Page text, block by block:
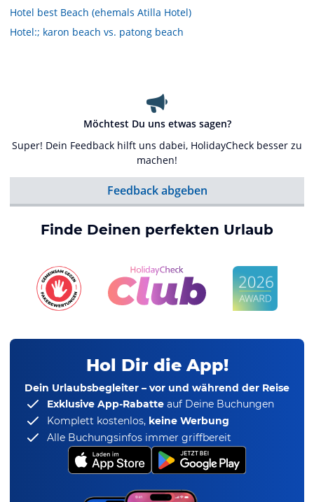
Hotel best Beach (ehemals Atilla Hotel)
Hotel:; karon beach vs. patong beach
Möchtest Du uns etwas sagen?
Super! Dein Feedback hilft uns dabei, HolidayCheck besser zu
machen!
Feedback abgeben
Finde Deinen perfekten Urlaub
Hol Dir die App!
Dein Urlaubsbegleiter – vor und während der Reise
Exklusive App-Rabatte auf Deine Buchungen
Komplett kostenlos, keine Werbung
Alle Buchungsinfos immer griffbereit